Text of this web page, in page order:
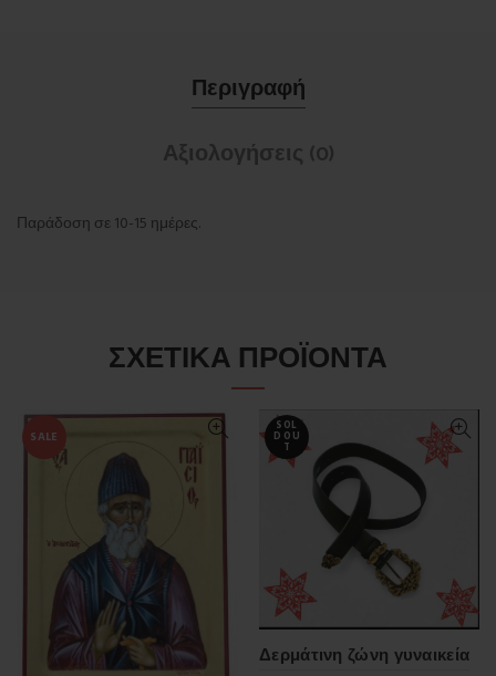
Περιγραφή
Αξιολογήσεις (0)
Παράδοση σε 10-15 ημέρες.
ΣΧΕΤΙΚΆ ΠΡΟΪΌΝΤΑ
SALE
SOL
D OU
T
Δερμάτινη ζώνη γυναικεία